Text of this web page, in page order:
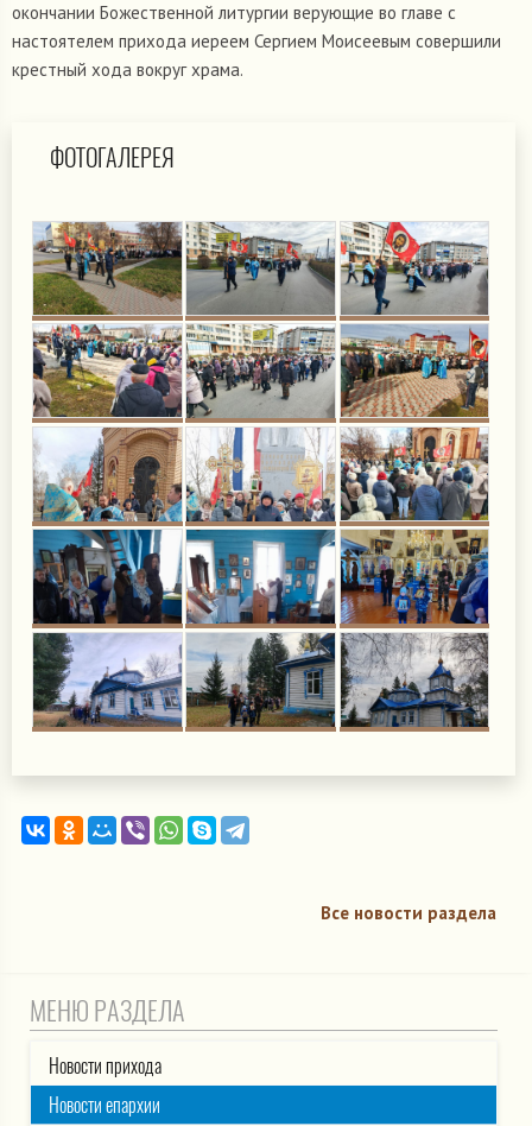
окончании Божественной литургии верующие во главе с
настоятелем прихода иереем Сергием Моисеевым совершили
крестный хода вокруг храма.
ФОТОГАЛЕРЕЯ
Все новости раздела
МЕНЮ РАЗДЕЛА
Новости прихода
Новости епархии